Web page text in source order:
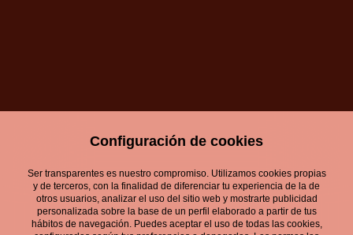
Configuración de cookies
Ser transparentes es nuestro compromiso. Utilizamos cookies propias
y de terceros, con la finalidad de diferenciar tu experiencia de la de
otros usuarios, analizar el uso del sitio web y mostrarte publicidad
personalizada sobre la base de un perfil elaborado a partir de tus
hábitos de navegación. Puedes aceptar el uso de todas las cookies,